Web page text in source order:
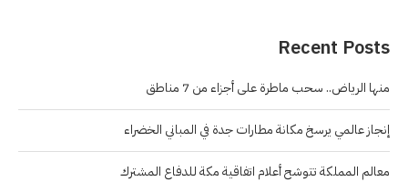
Recent Posts
منها الرياض.. سحب ماطرة على أجزاء من 7 مناطق
إنجاز عالمي يرسخ مكانة مطارات جدة في المباني الخضراء
معالم المملكة تتوشح أعلام اتفاقية مكة للدفاع المشترك